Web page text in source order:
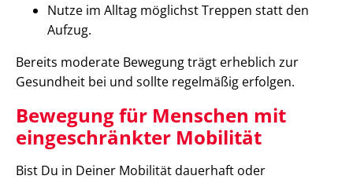
Nutze im Alltag möglichst Treppen statt den
Aufzug.
Bereits moderate Bewegung trägt erheblich zur
Gesundheit bei und sollte regelmäßig erfolgen.
Bewegung für Menschen mit
eingeschränkter Mobilität
Bist Du in Deiner Mobilität dauerhaft oder